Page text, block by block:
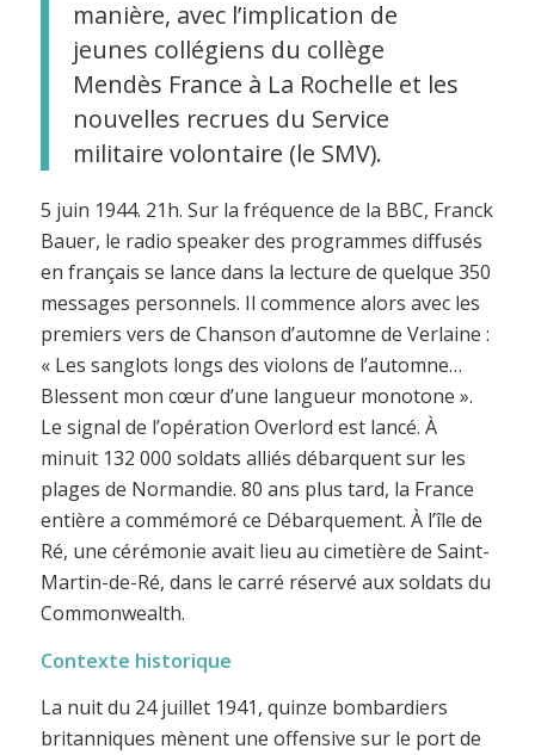
manière, avec l’implication de
jeunes collégiens du collège
Mendès France à La Rochelle et les
nouvelles recrues du Service
militaire volontaire (le SMV).
5 juin 1944. 21h. Sur la fréquence de la BBC, Franck
Bauer, le radio speaker des programmes diffusés
en français se lance dans la lecture de quelque 350
messages personnels. Il commence alors avec les
premiers vers de Chanson d’automne de Verlaine :
« Les sanglots longs des violons de l’automne…
Blessent mon cœur d’une langueur monotone ».
Le signal de l’opération Overlord est lancé. À
minuit 132 000 soldats alliés débarquent sur les
plages de Normandie. 80 ans plus tard, la France
entière a commémoré ce Débarquement. À l’île de
Ré, une cérémonie avait lieu au cimetière de Saint-
Martin-de-Ré, dans le carré réservé aux soldats du
Commonwealth.
Contexte historique
La nuit du 24 juillet 1941, quinze bombardiers
britanniques mènent une offensive sur le port de